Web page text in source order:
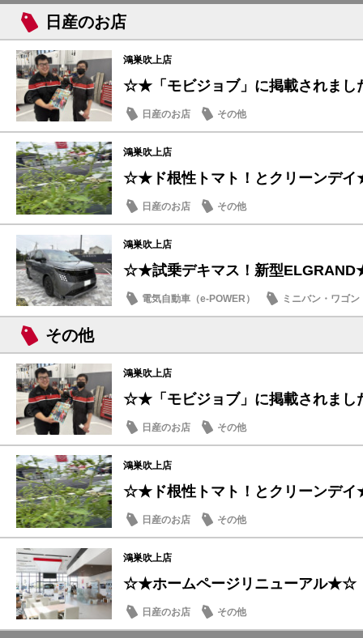
日産のお店
鴻巣吹上店
☆★「モビジョブ」に掲載されま
日産のお店 その他
鴻巣吹上店
☆★ド根性トマト！とクリーンデ
日産のお店 その他
鴻巣吹上店
☆★試乗デキマス！新型
電気自動車（e-POWER）
ミニバン・ワゴン
日産のお店
その他
鴻巣吹上店
☆★「モビジョブ」に掲載されま
日産のお店 その他
鴻巣吹上店
☆★ド根性トマト！とクリーンデ
日産のお店 その他
鴻巣吹上店
☆★ホームページリニューアル★☆
日産のお店 その他